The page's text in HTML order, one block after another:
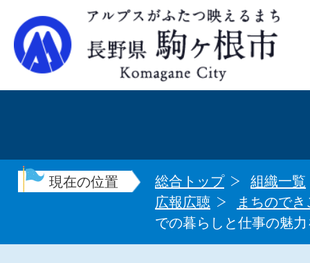
現在の位置 総合トップ
組織一覧
広報広聴
まちのでき
での暮らしと仕事の魅